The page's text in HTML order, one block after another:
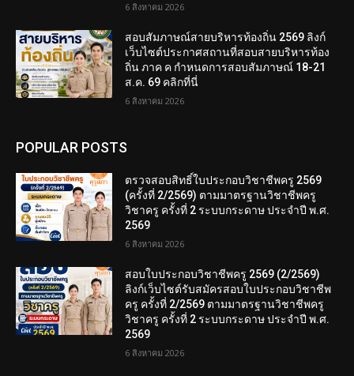
6 สิงหาคม 2026
สอบสัมภาษณ์สายบริหารท้องถิ่น 2569 ลิงก์
เว็บไซต์ประกาศสถานที่สอบสายบริหารท้อง
ถิ่น ภาค ค กำหนดการสอบสัมภาษณ์ 18-21
ส.ค. 69 คลิกที่นี่
6 สิงหาคม 2026
POPULAR POSTS
ตรวจสอบสิทธิ์ใบประกอบวิชาชีพครู 2569
(ครั้งที่ 2/2569) ตามมาตรฐานวิชาชีพครู
วิชาครู ครั้งที่ 2 ระบบกระดาษ ประจำปี พ.ศ.
2569
6 สิงหาคม 2026
สอบใบประกอบวิชาชีพครู 2569 (2/2569)
ลิงก์เว็บไซต์รับสมัครสอบใบประกอบวิชาชีพ
ครู ครั้งที่ 2/2569 ตามมาตรฐานวิชาชีพครู
วิชาครู ครั้งที่ 2 ระบบกระดาษ ประจำปี พ.ศ.
2569
6 สิงหาคม 2026